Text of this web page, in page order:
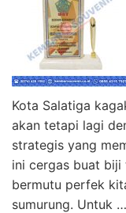
Kota Salatiga
akan tetapi lagi
strategis yang
ini cergas buat biji
bermutu perfek
sumurung. Untuk …